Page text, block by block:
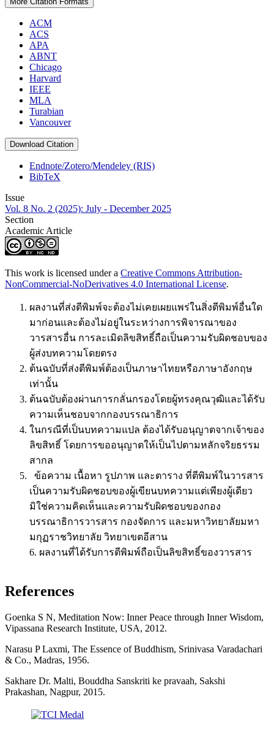
ACM
ACS
APA
ABNT
Chicago
Harvard
IEEE
MLA
Turabian
Vancouver
Download Citation
Endnote/Zotero/Mendeley (RIS)
BibTeX
Issue
Vol. 8 No. 2 (2025): July - December 2025
Section
Academic Article
This work is licensed under a Creative Commons Attribution-
NonCommercial-NoDerivatives 4.0 International License.
ผลงานที่ส่งตีพิมพ์จะต้องไม่เคยเผยแพร่ในสิ่งตีพิมพ์อื่นใด
มาก่อนและต้องไม่อยู่ในระหว่างการพิจารณาของ
วารสารอื่น การละเมิดลิขสิทธิ์ถือเป็นความรับผิดชอบของ
ผู้ส่งบทความโดยตรง
ต้นฉบับที่ส่งตีพิมพ์ต้องเป็นภาษาไทยหรือภาษาอังกฤษ
เท่านั้น
ต้นฉบับต้องผ่านการกลั่นกรองโดยผู้ทรงคุณวุฒิและได้รับ
ความเห็นชอบจากกองบรรณาธิการ
ในกรณีที่เป็นบทความแปล ต้องได้รับอนุญาตจากเจ้าของ
ลิขสิทธิ์ โดยการขออนุญาตให้เป็นไปตามหลักจริยธรรม
สากล
ข้อความ เนื้อหา รูปภาพ และตาราง ที่ตีพิมพ์ในวารสาร
เป็นความรับผิดชอบของผู้เขียนบทความแต่เพียงผู้เดียว
มิใช่ความคิดเห็นและความรับผิดชอบของกอง
บรรณาธิการวารสาร กองจัดการ และมหาวิทยาลัยมหา
มกุฏราชวิทยาลัย วิทยาเขตอีสาน
6. ผลงานที่ได้รับการตีพิมพ์ถือเป็นลิขสิทธิ์ของวารสาร
References
Goenka S N, Meditation Now: Inner Peace through Inner Wisdom,
Vipassana Research Institute, USA, 2012.
Narasu P Laxmi, The Essence of Buddhism, Srinivasa Varadachari
& Co., Madras, 1956.
Sakhare Dr. Malti, Bouddha Sanskriti ke pravaah, Sakshi
Prakashan, Nagpur, 2015.